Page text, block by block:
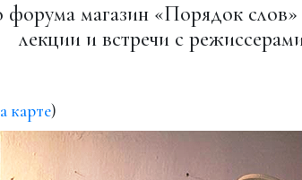
форума магазин «Порядок слов»
лекции и встречи с
карте)